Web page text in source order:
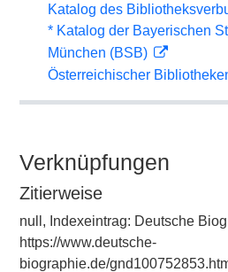
Katalog des
* Katalog der Bayerischen
München (BSB)
Österreichischer
Verknüpfungen
Zitierweise
null, Indexeintrag: Deutsche
https://www.deutsche-
biographie.de/